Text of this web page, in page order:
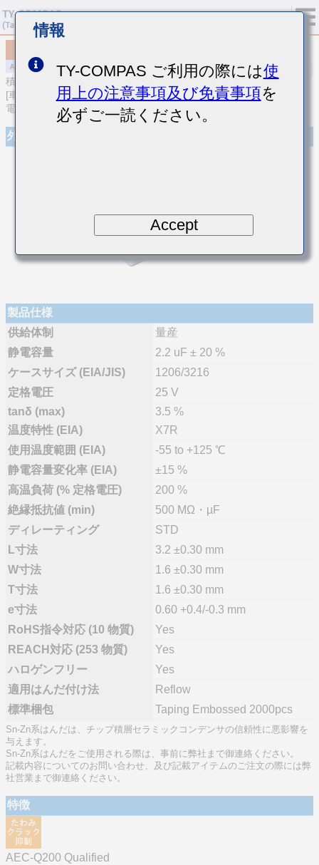
積層セラミックコンデンサ
[車載パワートレイン/セーフティ用 (AEC-Q200 Qualified) 樹脂外部
電極品積層セラミックコンデンサ(高誘電率系)]
外観
製品仕様
供給体制
量産
静電容量
2.2 uF ± 20 %
ケースサイズ (EIA/JIS)
1206/3216
定格電圧
25 V
tanδ (max)
3.5 %
温度特性 (EIA)
X7R
使用温度範囲 (EIA)
-55 to +125 ℃
静電容量変化率 (EIA)
±15 %
高温負荷 (% 定格電圧)
200 %
絶縁抵抗値 (min)
500 MΩ・µF
ディレーティング
STD
L寸法
3.2 ±0.30 mm
W寸法
1.6 ±0.30 mm
T寸法
1.6 ±0.30 mm
e寸法
0.60 +0.4/-0.3 mm
RoHS指令対応 (10 物質)
Yes
REACH対応 (253 物質)
Yes
ハロゲンフリー
Yes
適用はんだ付け法
Reflow
標準梱包
Taping Embossed 2000pcs
Sn-Zn系はんだは、チップ積層セラミックコンデンサの信頼性に悪影響を
与えます。
Sn-Zn系はんだをご使用される際は、事前に弊社まで御連絡ください。
記載内容についてのお問い合わせ、及び記載アイテムのご注文の際には弊
社営業まで御連絡ください。
特徴
AEC-Q200 Qualified
情報
TY-COMPAS ご利用の際には使
用上の注意事項及び免責事項を
必ずご一読ください。
Accept